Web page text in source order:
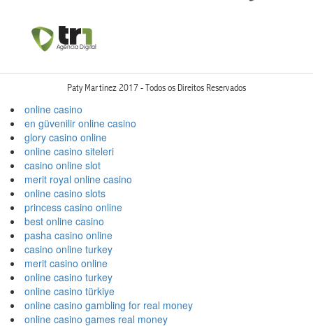
Paty Martinez 2017 - Todos os Direitos Reservados
online casino
en güvenilir online casino
glory casino online
online casino siteleri
casino online slot
merit royal online casino
online casino slots
princess casino online
best online casino
pasha casino online
casino online turkey
merit casino online
online casino turkey
online casino türkiye
online casino gambling for real money
online casino games real money